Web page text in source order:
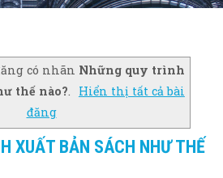
có nhãn Những quy trình
thế nào?.
Hiển thị tất cả bài
đăng
XUẤT BẢN SÁCH NHƯ THẾ